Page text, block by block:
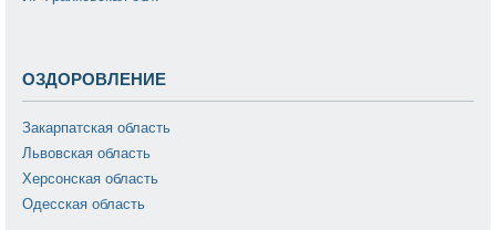
ОЗДОРОВЛЕНИЕ
Закарпатская область
Львовская область
Херсонская область
Одесская область